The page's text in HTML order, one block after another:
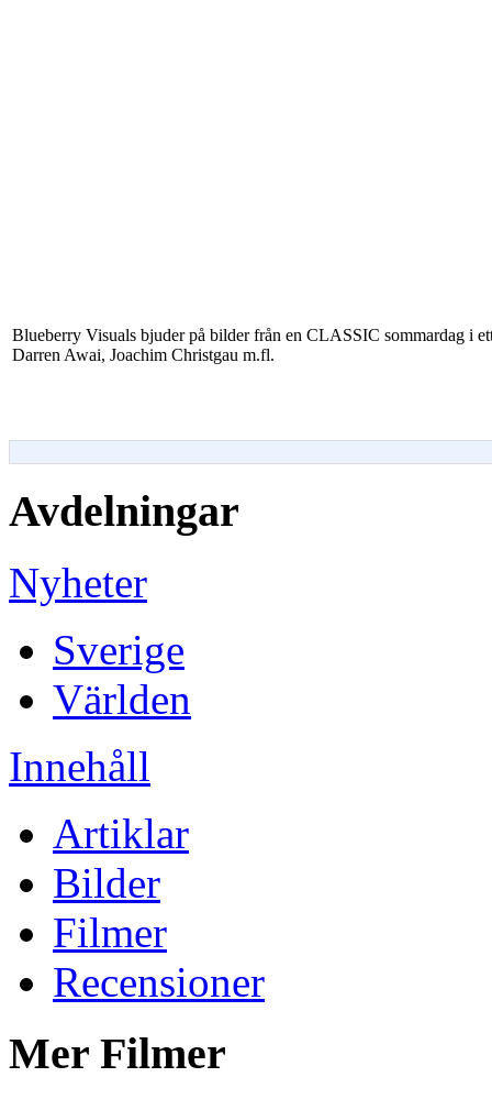
Blueberry Visuals bjuder på bilder från en CLASSIC sommardag i
Darren Awai, Joachim Christgau m.fl.
Avdelningar
Nyheter
Sverige
Världen
Innehåll
Artiklar
Bilder
Filmer
Recensioner
Mer Filmer